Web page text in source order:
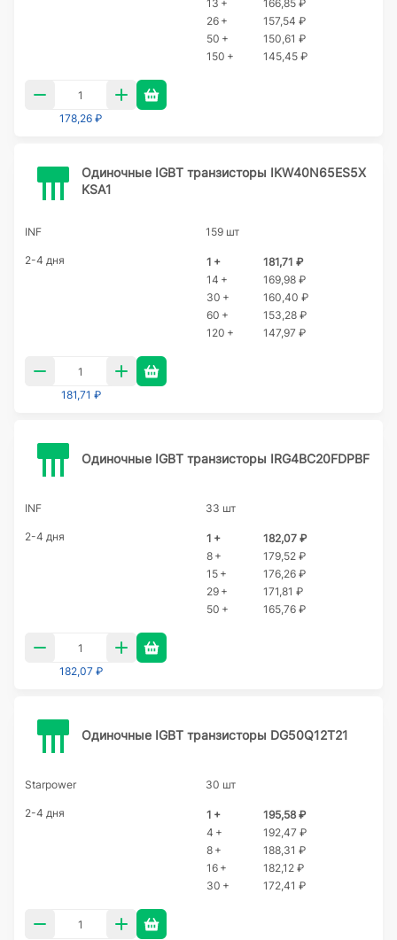
13 +
166,85 ₽
26 +
157,54 ₽
50 +
150,61 ₽
150 +
145,45 ₽
178,26 ₽
Одиночные IGBT транзисторы IKW40N65ES5X
KSA1
INF 159 шт
2-4 дня 1 +
181,71 ₽
14 +
169,98 ₽
30 +
160,40 ₽
60 +
153,28 ₽
120 +
147,97 ₽
181,71 ₽
Одиночные IGBT транзисторы IRG4BC20FDPBF
INF 33 шт
2-4 дня 1 +
182,07 ₽
8 +
179,52 ₽
15 +
176,26 ₽
29 +
171,81 ₽
50 +
165,76 ₽
182,07 ₽
Одиночные IGBT транзисторы DG50Q12T21
Starpower 30 шт
2-4 дня 1 +
195,58 ₽
4 +
192,47 ₽
8 +
188,31 ₽
16 +
182,12 ₽
30 +
172,41 ₽